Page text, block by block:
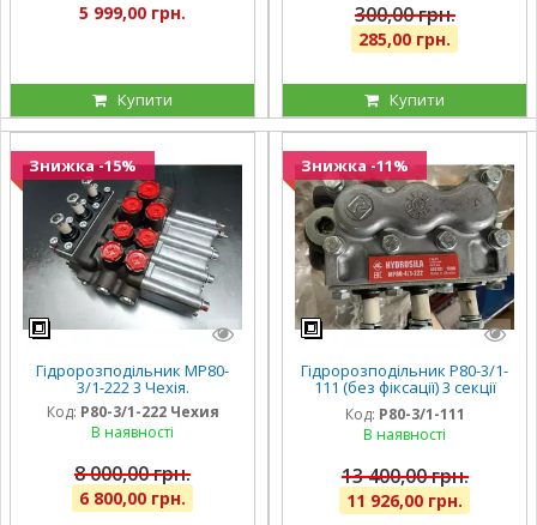
5 999,00 грн.
Купити
300,00 грн.
285,00 грн.
Купити
Знижка -15%
Гідророзподільник МР80-
3/1-222 3 Чехія.
Код: Р80-3/1-222 Чехия
В наявності
8 000,00 грн.
6 800,00 грн.
Знижка -11%
Гідророзподільник Р80-3/1-
111 (без фіксації) 3 секції
Гідросила оригінал
Код: Р80-3/1-111
В наявності
13 400,00 грн.
11 926,00 грн.